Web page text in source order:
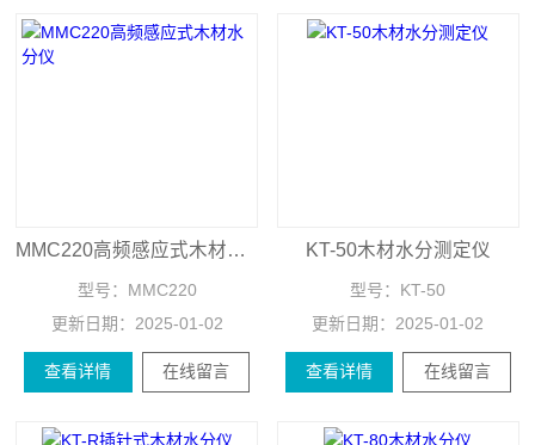
MMC220高频感应式木材水分仪
型号： MMC220
更新日期： 2025-01-02
查看详情 在线留言
KT-50木材水分测定仪
型号： KT-50
更新日期： 2025-01-02
查看详情 在线留言